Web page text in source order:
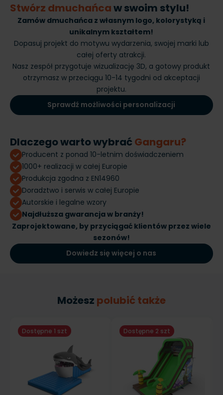
Stwórz dmuchańcaw swoim stylu!
Zamów dmuchańca z własnym logo, kolorystyką i
unikalnym kształtem!
Dopasuj projekt do motywu wydarzenia, swojej marki lub
całej oferty atrakcji.
Nasz zespół przygotuje wizualizację 3D, a gotowy produkt
otrzymasz w przeciągu 10-14 tygodni od akceptacji
projektu.
Sprawdź możliwości personalizacji
Dlaczego warto wybrać Gangaru?
Producent z ponad 10-letnim doświadczeniem
1000+ realizacji w całej Europie
Produkcja zgodna z EN14960
Doradztwo i serwis w całej Europie
Autorskie i legalne wzory
Najdłuższa gwarancja w branży!
Zaprojektowane, by przyciągać klientów przez wiele
sezonów!
Dowiedz się więcej o nas
Możesz polubić także
Dostępne 1 szt Dostępne 2 szt